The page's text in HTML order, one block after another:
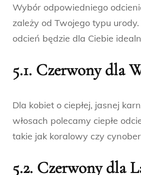
Wybór odpowiedniego
zależy od Twojego typu
odcień będzie dla Ciebie
5.1. Czerwony dla
Dla kobiet o ciepłej, jasnej
włosach polecamy ciepłe
takie jak koralowy czy
5.2. Czerwony dla